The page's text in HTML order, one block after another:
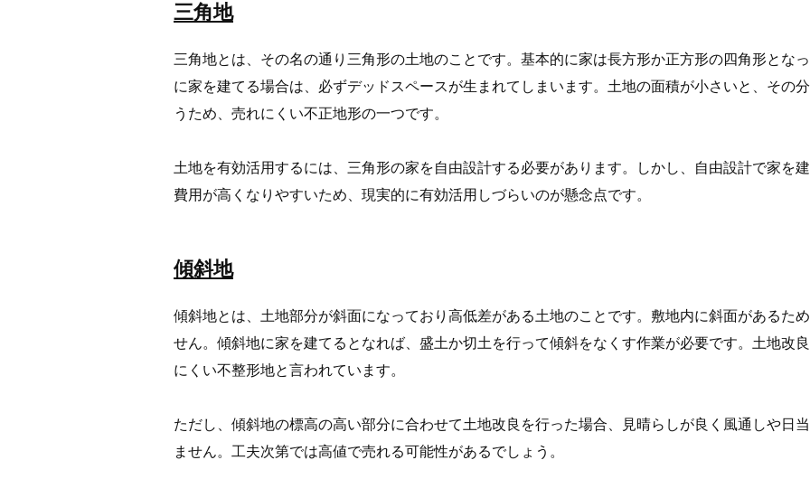
三角地
三角地とは、その名の通り三角形の土地のことです。基本的に家は長方形か正方形の四角形とな
に家を建てる場合は、必ずデッドスペースが生まれてしまいます。土地の面積が小さいと、その
うため、売れにくい不正地形の一つです。
土地を有効活用するには、三角形の家を自由設計する必要があります。しかし、自由設計で家を
費用が高くなりやすいため、現実的に有効活用しづらいのが懸念点です。
傾斜地
傾斜地とは、土地部分が斜面になっており高低差がある土地のことです。敷地内に斜面があるた
せん。傾斜地に家を建てるとなれば、盛土か切土を行って傾斜をなくす作業が必要です。土地改
にくい不整形地と言われています。
ただし、傾斜地の標高の高い部分に合わせて土地改良を行った場合、見晴らしが良く風通しや日
ません。工夫次第では高値で売れる可能性があるでしょう。